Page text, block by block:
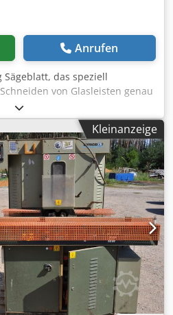
Anrufen
Sägeblatt, das speziell
von Glasleisten genau
geraden oder Gehrung
hat zwei Arbeitsstufen eine
zwei Längen Sicken gleichzeitig
Die zwei Längen der Wulst
Klemmen
sicher gehalten. Die
Handrad bewegt den
den festen rechten Kopf
der mechanischen
Max. Schnittlänge 150mm -
am 90° 55 x 100mm
am 45° 40 x 100mm 2 x
mm Bohrung Motor 1.6hp, 3-
CE-
Kleinanzeige